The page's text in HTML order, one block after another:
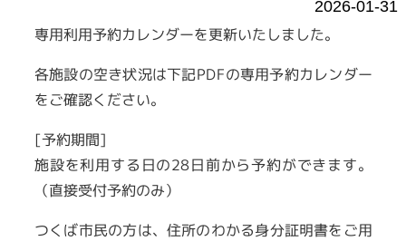
2026-01-31
専用利用予約カレンダーを更新いたしました。
各施設の空き状況は下記PDFの専用予約カレンダー
をご確認ください。
[予約期間]
施設を利用する日の28日前から予約ができます。
（直接受付予約のみ）
つくば市民の方は、住所のわかる身分証明書をご用